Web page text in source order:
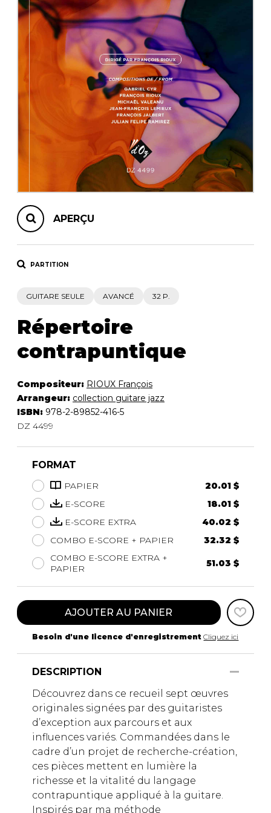
AUTRES PRODUITS
APERÇU
PARTITION
GUITARE SEULE AVANCÉ 32 P.
Répertoire
contrapuntique
Compositeur: RIOUX François
Arrangeur: collection guitare jazz
ISBN: 978-2-89852-416-5
DZ 4499
FORMAT
PAPIER
20.01 $
E-SCORE
18.01 $
E-SCORE EXTRA
40.02 $
COMBO E-SCORE + PAPIER
32.32 $
COMBO E-SCORE EXTRA +
PAPIER
51.03 $
AJOUTER AU PANIER
Besoin d'une licence d'enregistrement Cliquez ici
DESCRIPTION
Découvrez dans ce recueil sept œuvres
originales signées par des guitaristes
d’exception aux parcours et aux
influences variés. Commandées dans le
cadre d’un projet de recherche-création,
ces pièces mettent en lumière la
richesse et la vitalité du langage
contrapuntique appliqué à la guitare.
Inspirés par ma méthode